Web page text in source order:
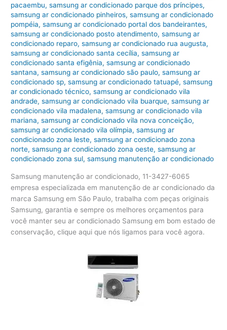
pacaembu,samsung ar condicionado parque dos príncipes,
samsung ar condicionado pinheiros,samsung ar condicionado
pompéia,samsung ar condicionado portal dos bandeirantes,
samsung ar condicionado posto atendimento,samsung ar
condicionado reparo,samsung ar condicionado rua augusta,
samsung ar condicionado santa cecília,samsung ar
condicionado santa efigênia,samsung ar condicionado
santana,samsung ar condicionado são paulo,samsung ar
condicionado sp,samsung ar condicionado tatuapé,samsung
ar condicionado técnico,samsung ar condicionado vila
andrade,samsung ar condicionado vila buarque,samsung ar
condicionado vila madalena,samsung ar condicionado vila
mariana,samsung ar condicionado vila nova conceição,
samsung ar condicionado vila olímpia,samsung ar
condicionado zona leste,samsung ar condicionado zona
norte,samsung ar condicionado zona oeste,samsung ar
condicionado zona sul,samsung manutenção ar condicionado
Samsung manutenção ar condicionado, 11-3427-6065
empresa especializada em manutenção de ar condicionado da
marca Samsung em São Paulo, trabalha com peças originais
Samsung, garantia e sempre os melhores orçamentos para
você manter seu ar condicionado Samsung em bom estado de
conservação, clique aqui que nós ligamos para você agora.